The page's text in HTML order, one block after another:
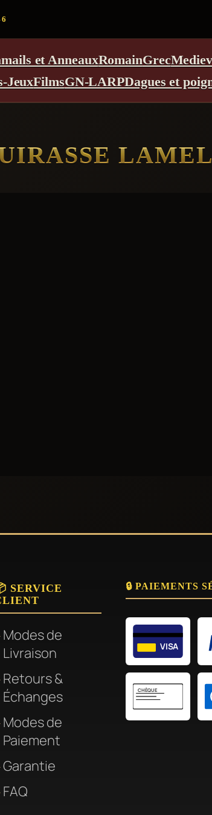
et AnneauxRomainGrec
JeuxFilmsGN-LARPDagues et
SERVICE
Modes de
Livraison
Retours &
Échanges
Modes de
Paiement
Garantie
FAQ
🔒 PAIEMENTS
VISA
CHÈQUE